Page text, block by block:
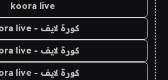
koora live
كورة لايف - koora live
كورة لايف - koora live
كورة لايف - koora live